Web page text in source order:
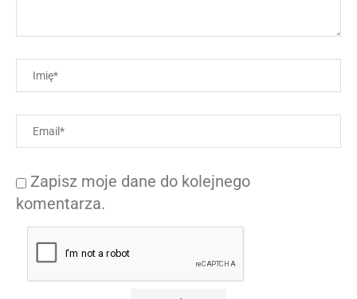
Zapisz moje dane do kolejnego
komentarza.